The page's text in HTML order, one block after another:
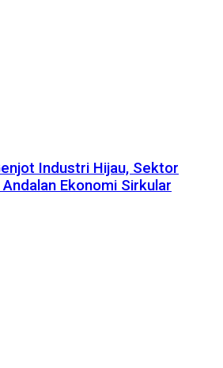
Industri Hijau, Sektor
Ekonomi Sirkular